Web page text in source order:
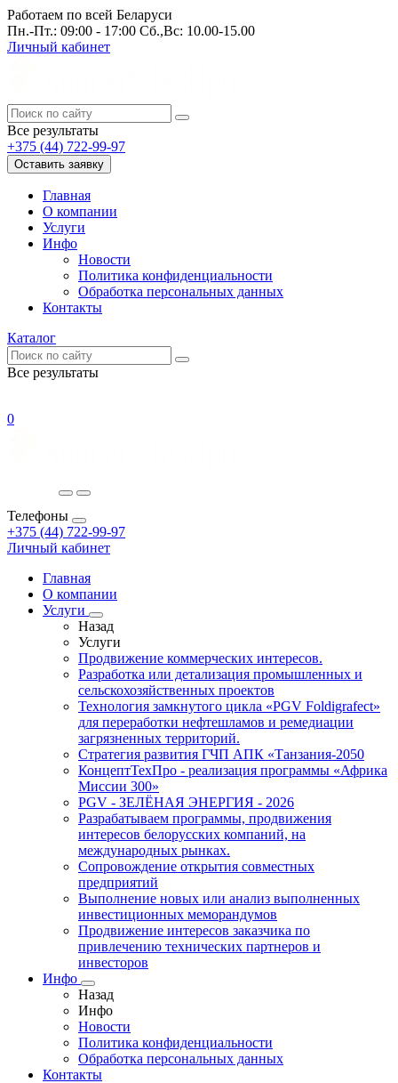
Работаем по всей Беларуси
Пн.-Пт.: 09:00 - 17:00 Сб.,Вс: 10.00-15.00
Личный кабинет
Все результаты
+375 (44) 722-99-97
Оставить заявку
Главная
О компании
Услуги
Инфо
Новости
Политика конфиденциальности
Обработка персональных данных
Контакты
Каталог
Все результаты
0
Телефоны
+375 (44) 722-99-97
Личный кабинет
Главная
О компании
Услуги
Назад
Услуги
Продвижение коммерческих интересов.
Разработка или детализация промышленных и
сельскохозяйственных проектов
Технология замкнутого цикла «PGV Foldigrafect»
для переработки нефтешламов и ремедиации
загрязненных территорий.
Стратегия развития ГЧП АПК «Танзания-2050
КонцептТехПро - реализация программы «Африка
Миссии 300»
PGV - ЗЕЛЁНАЯ ЭНЕРГИЯ - 2026
Разрабатываем программы, продвижения
интересов белорусских компаний, на
международных рынках.
Сопровождение открытия совместных
предприятий
Выполнение новых или анализ выполненных
инвестиционных меморандумов
Продвижение интересов заказчика по
привлечению технических партнеров и
инвесторов
Инфо
Назад
Инфо
Новости
Политика конфиденциальности
Обработка персональных данных
Контакты